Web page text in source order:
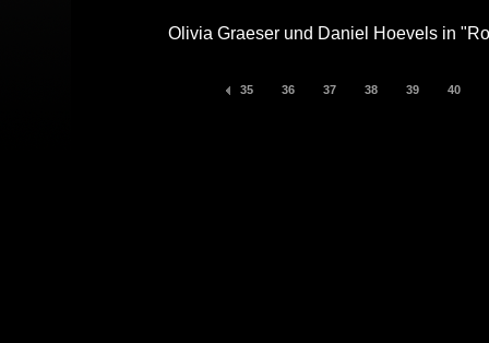
Olivia Graeser und Daniel Hoevels in
35 36 37 38 39 40